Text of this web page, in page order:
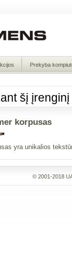
Prekyba
šį
korpusas
yra unikalios
© 2001-2018